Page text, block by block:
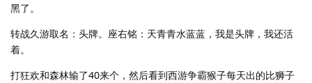
黑了。
转战久游取名：头牌。座右铭：天青青水蓝蓝，我是头牌，我还活
着。
打狂欢和森林输了40来个，然后看到西游争霸猴子每天出的比狮子